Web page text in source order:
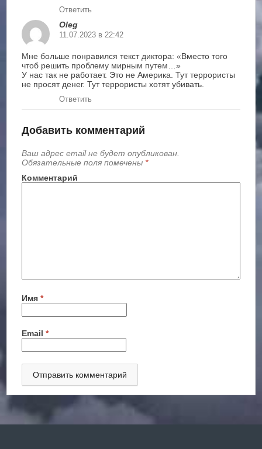
Ответить
Oleg
11.07.2023 в 22:42
Мне больше понравился текст диктора: «Вместо того
чтоб решить проблему мирным путем…»
У нас так не работает. Это не Америка. Тут террористы
не просят денег. Тут террористы хотят убивать.
Ответить
Добавить комментарий
Ваш адрес email не будет опубликован.
Обязательные поля помечены *
Комментарий
Имя*
Email*